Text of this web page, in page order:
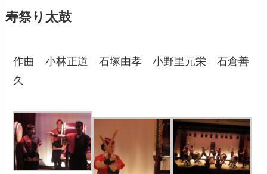
寿祭り太鼓
作曲 小林正道 石塚由孝 小野里元栄 石倉善
久